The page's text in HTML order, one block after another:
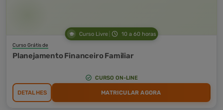
Curso Livre 10 a 60 horas
Curso Grátis de
Planejamento Financeiro Familiar
CURSO ON-LINE
DETALHES MATRICULAR AGORA